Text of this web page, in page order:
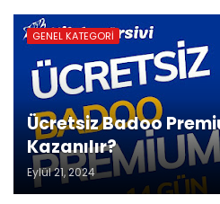
GENEL KATEGORI
Ücretsiz Badoo
Kazanılır?
Eylül 21, 2024